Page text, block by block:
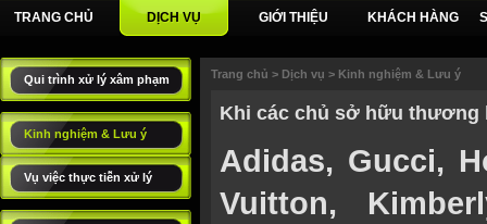
TRANG CHỦ DỊCH VỤ GIỚI THIỆU KHÁCH HÀNG
Qui trình xử lý xâm phạm
Kinh nghiệm & Lưu ý
Vụ việc thực tiễn xử lý
Trang chủ > Dịch vụ > Kinh nghiệm & Lưu ý
Khi các chủ sở hữu thương
Adidas, Gucci,
Vuitton,